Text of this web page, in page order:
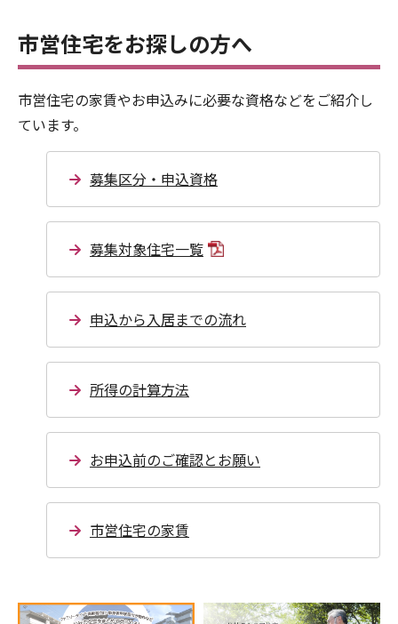
市営住宅をお探しの方へ
市営住宅の家賃やお申込みに必要な資格などをご紹介し
ています。
募集区分・申込資格
募集対象住宅一覧
申込から入居までの流れ
所得の計算方法
お申込前のご確認とお願い
市営住宅の家賃